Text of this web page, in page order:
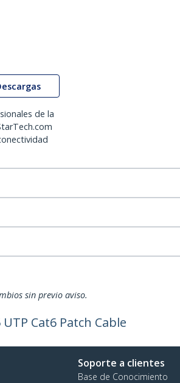
de la
sin previo aviso.
Cat6 Patch Cable
Soporte a clientes
Base de Conocimiento